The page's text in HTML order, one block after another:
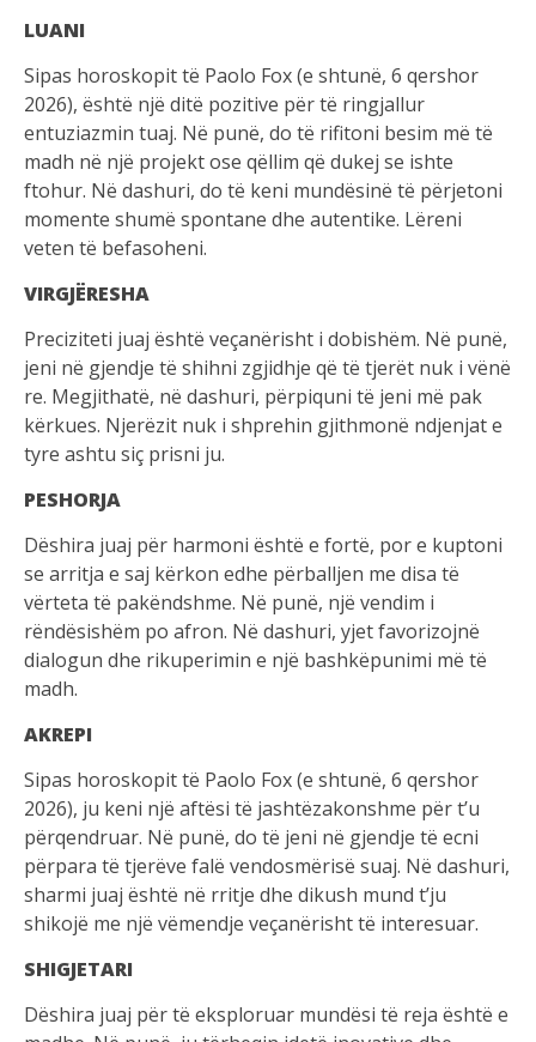
LUANI
Sipas horoskopit të Paolo Fox (e shtunë, 6 qershor
2026), është një ditë pozitive për të ringjallur
entuziazmin tuaj. Në punë, do të rifitoni besim më të
madh në një projekt ose qëllim që dukej se ishte
ftohur. Në dashuri, do të keni mundësinë të përjetoni
momente shumë spontane dhe autentike. Lëreni
veten të befasoheni.
VIRGJËRESHA
Preciziteti juaj është veçanërisht i dobishëm. Në punë,
jeni në gjendje të shihni zgjidhje që të tjerët nuk i vënë
re. Megjithatë, në dashuri, përpiquni të jeni më pak
kërkues. Njerëzit nuk i shprehin gjithmonë ndjenjat e
tyre ashtu siç prisni ju.
PESHORJA
Dëshira juaj për harmoni është e fortë, por e kuptoni
se arritja e saj kërkon edhe përballjen me disa të
vërteta të pakëndshme. Në punë, një vendim i
rëndësishëm po afron. Në dashuri, yjet favorizojnë
dialogun dhe rikuperimin e një bashkëpunimi më të
madh.
AKREPI
Sipas horoskopit të Paolo Fox (e shtunë, 6 qershor
2026), ju keni një aftësi të jashtëzakonshme për t’u
përqendruar. Në punë, do të jeni në gjendje të ecni
përpara të tjerëve falë vendosmërisë suaj. Në dashuri,
sharmi juaj është në rritje dhe dikush mund t’ju
shikojë me një vëmendje veçanërisht të interesuar.
SHIGJETARI
Dëshira juaj për të eksploruar mundësi të reja është e